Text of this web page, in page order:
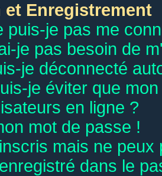
et Enregistrement
puis-je pas me
je pas besoin de
je déconnecté
je éviter que
en ligne ?
mot de passe !
mais ne peux
dans le